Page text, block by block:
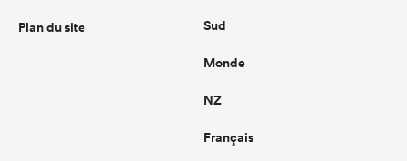
Plan du site Sud
Monde
NZ
Français